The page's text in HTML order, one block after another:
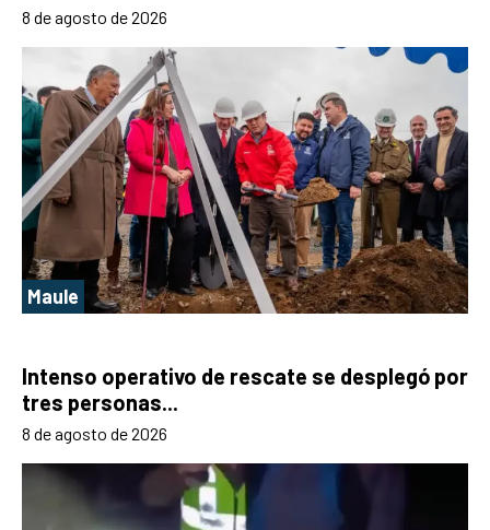
8 de agosto de 2026
Maule
Intenso operativo de rescate se desplegó por
tres personas...
8 de agosto de 2026